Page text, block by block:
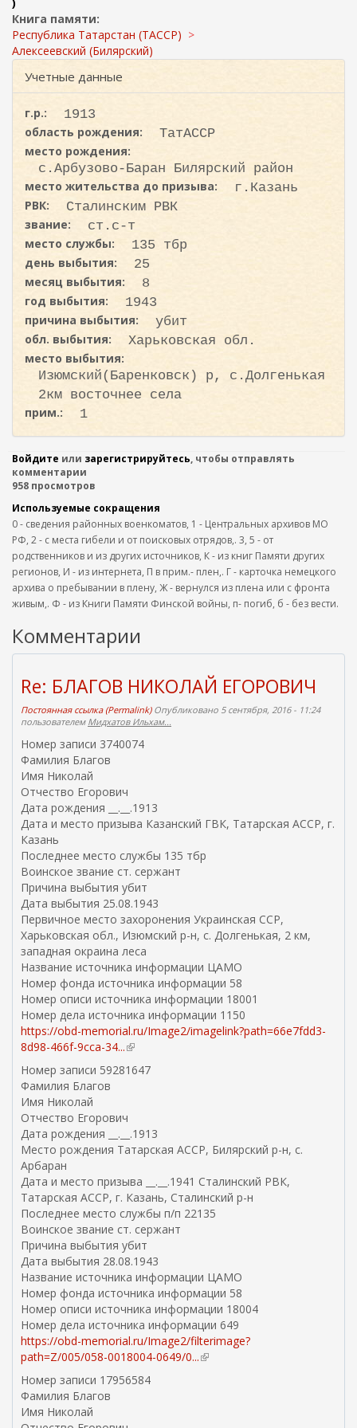
и
с
к
Книга памяти:
Республика Татарстан (ТАССР)
Алексеевский (Билярский)
Учетные данные
г.р.:
1913
область рождения:
ТатАССР
место рождения:
с.Арбузово-Баран Билярский район
место жительства до призыва:
г.Казань
РВК:
Сталинским РВК
звание:
ст.с-т
место службы:
135 тбр
день выбытия:
25
месяц выбытия:
8
год выбытия:
1943
причина выбытия:
убит
обл. выбытия:
Харьковская обл.
место выбытия:
Изюмский(Баренковск) р, с.Долгенькая
2км восточнее села
прим.:
1
Войдите или зарегистрируйтесь, чтобы отправлять
комментарии
958 просмотров
Используемые сокращения
0 - сведения районных военкоматов, 1 - Центральных архивов МО
РФ, 2 - с места гибели и от поисковых отрядов,. 3, 5 - от
родственников и из других источников, К - из книг Памяти других
регионов, И - из интернета, П в прим.- плен,. Г - карточка немецкого
архива о пребывании в плену, Ж - вернулся из плена или с фронта
живым,. Ф - из Книги Памяти Финской войны, п- погиб, б - без вести.
Комментарии
Re: БЛАГОВ НИКОЛАЙ ЕГОРОВИЧ
Постоянная ссылка (Permalink)Опубликовано 5 сентября, 2016 - 11:24
пользователем Мидхатов Ильхам...
Номер записи 3740074
Фамилия Благов
Имя Николай
Отчество Егорович
Дата рождения __.__.1913
Дата и место призыва Казанский ГВК, Татарская АССР, г.
Казань
Последнее место службы 135 тбр
Воинское звание ст. сержант
Причина выбытия убит
Дата выбытия 25.08.1943
Первичное место захоронения Украинская ССР,
Харьковская обл., Изюмский р-н, с. Долгенькая, 2 км,
западная окраина леса
Название источника информации ЦАМО
Номер фонда источника информации 58
Номер описи источника информации 18001
Номер дела источника информации 1150
https://obd-memorial.ru/Image2/imagelink?path=66e7fdd3-
8d98-466f-9cca-34...(
в
н
н
я
я
с
ы
л
к
а
)
Номер записи 59281647
Фамилия Благов
Имя Николай
Отчество Егорович
Дата рождения __.__.1913
Место рождения Татарская АССР, Билярский р-н, с.
Арбаран
Дата и место призыва __.__.1941 Сталинский РВК,
Татарская АССР, г. Казань, Сталинский р-н
Последнее место службы п/п 22135
Воинское звание ст. сержант
Причина выбытия убит
Дата выбытия 28.08.1943
Название источника информации ЦАМО
Номер фонда источника информации 58
Номер описи источника информации 18004
Номер дела источника информации 649
https://obd-memorial.ru/Image2/filterimage?
path=Z/005/058-0018004-0649/0...(
Номер записи 17956584
Фамилия Благов
Имя Николай